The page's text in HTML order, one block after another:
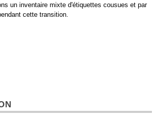
un inventaire mixte d'étiquettes cousues et par
cette transition.